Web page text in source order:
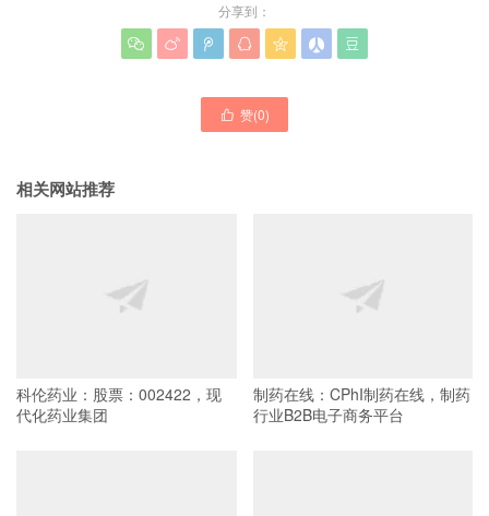
分享到：
      
 赞(0)
相关网站推荐
科伦药业：股票：002422，现
代化药业集团
制药在线：CPhI制药在线，制药
行业B2B电子商务平台